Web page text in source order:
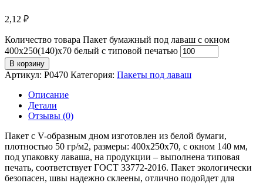
2,12 ₽
Количество товара Пакет бумажный под лаваш с окном
400х250(140)х70 белый с типовой печатью
В корзину
Артикул: P0470 Категория: Пакеты под лаваш
Описание
Детали
Отзывы (0)
Пакет с V-образным дном изготовлен из белой бумаги,
плотностью 50 гр/м2, размеры: 400x250x70, с окном 140 мм,
под упаковку лаваша, на продукции – выполнена типовая
печать, соответствует ГОСТ 33772-2016. Пакет экологически
безопасен, швы надежно склеены, отлично подойдет для